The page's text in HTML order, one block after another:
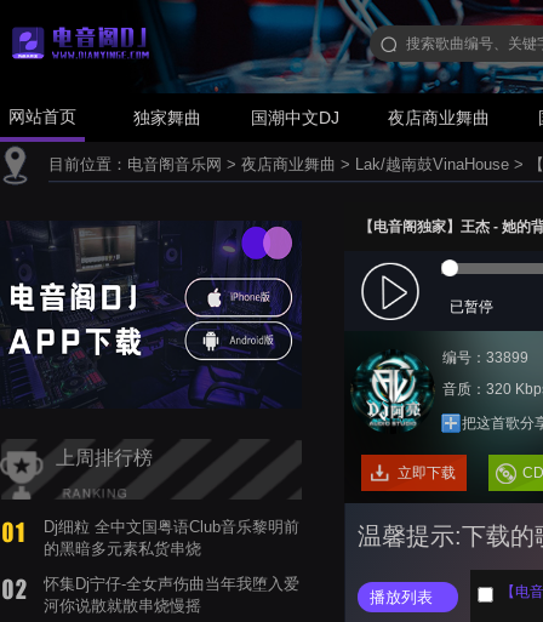
网站首页 独家舞曲 国潮中文DJ 夜店商业舞曲
目前位置： 电音阁音乐网 > 夜店商业舞曲 > Lak/越南鼓VinaHouse >
上周排行榜
Dj细粒 全中文国粤语Club音乐黎明前
的黑暗多元素私货串烧
怀集Dj宁仔-全女声伤曲当年我堕入爱
河你说散就散串烧慢摇
【电音阁独家】王杰 - 她
已暂停
编号：33899
音质：320
把这首歌分
立即下载
温馨提示:下载的
播放列表 【电